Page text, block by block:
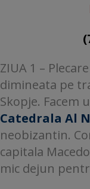
ZIUA 1 –
dimineata pe
Skopje. Facem
Catedrala Al
neobizantin.
capitala
mic dejun